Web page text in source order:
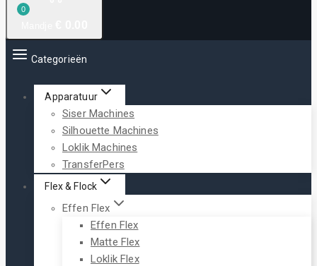
0
Categorieën
Apparatuur
Siser Machines
Silhouette Machines
Loklik Machines
TransferPers
Flex & Flock
Effen Flex
Effen Flex
Matte Flex
Loklik Flex